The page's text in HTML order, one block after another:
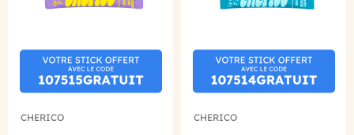
CHERICO CHERICO